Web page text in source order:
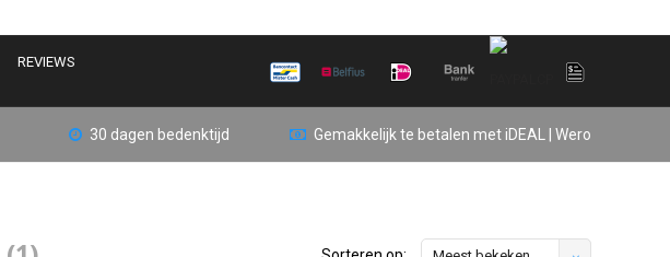
REVIEWS
30 dagen bedenktijd Gemakkelijk te betalen met iDEAL | Wero